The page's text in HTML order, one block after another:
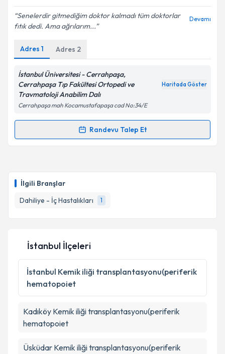
İlgili Branşlar
Dahiliye - İç Hastalıkları
1
E-posta Adresiniz
Kişisel verilerimin işlenmesine ilişkinAydınlatma
Metni'ni okudum ve kişisel verilerimin belirtilen
kapsamda işlenmesini kabul ediyorum.
Senelerdir gitmediğim doktor kalmadı tüm doktorlar
fıtık dedi. Ama ağrılarım...
Devamı
Adres 1 Adres 2
İstanbul Üniversitesi - Cerrahpaşa,
Cerrahpaşa Tıp Fakültesi Ortopedi ve
Travmatoloji Anabilim Dalı
Haritada Göster
Cerrahpaşa mah Kocamustafapaşa cad No:34/E
Randevu Talep Et
Randevu Takvimi Talebi
almanız için bir takvim hazırlandığında e-posta ile
bilgilendireceğiz.
E-posta Adresiniz
Kişisel verilerimin işlenmesine ilişkin
Aydınlatma
Metni'ni okudum ve kişisel verilerimin belirtilen
kapsamda işlenmesini kabul ediyorum.
Takvim Talebini Gönder
İstanbul İlçeleri
İstanbul Kemik iliği transplantasyonu(periferik
hematopoiet
Kadıköy Kemik iliği transplantasyonu(periferik
hematopoiet
Üsküdar Kemik iliği transplantasyonu(periferik